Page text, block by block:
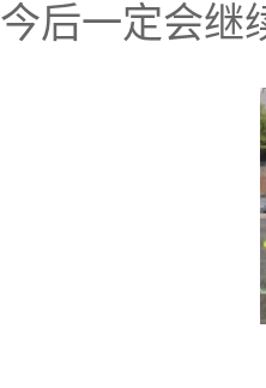
今后一定会继